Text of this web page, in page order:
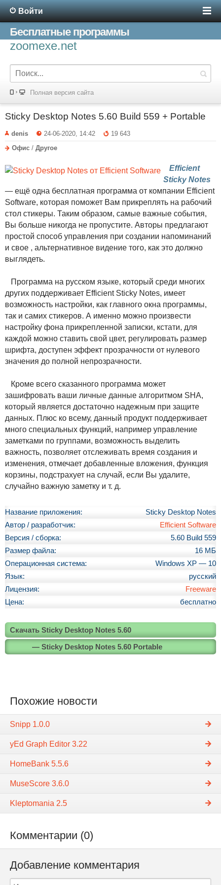
Войти
Бесплатные программы
zoomexe.net
Полная версия сайта
Sticky Desktop Notes 5.60 Build 559 + Portable
denis 24-06-2020, 14:42
19 643
Офис / Другое
Efficient
Sticky Notes
— ещё одна бесплатная программа от компании Efficient
Software, которая поможет Вам прикреплять на рабочий
стол стикеры. Таким образом, самые важные события,
Вы больше никогда не пропустите. Авторы предлагают
простой способ управления при создании напоминаний
и свое , альтернативное видение того, как это должно
выглядеть.
Программа на русском языке, который среди многих
других поддерживает Efficient Sticky Notes, имеет
возможность настройки, как главного окна программы,
так и самих стикеров. А именно можно произвести
настройку фона прикрепленной записки, кстати, для
каждой можно ставить свой цвет, регулировать размер
шрифта, доступен эффект прозрачности от нулевого
значения до полной непрозрачности.
Кроме всего сказанного программа может
зашифровать ваши личные данные алгоритмом SHA,
который является достаточно надежным при защите
данных. Плюс ко всему, данный продукт поддерживает
много специальных функций, например управление
заметками по группами, возможность выделить
важность, позволяет отслеживать время создания и
изменения, отмечает добавленные вложения, функция
корзины, подстрахует на случай, если Вы удалите,
случайно важную заметку и т. д.
Название приложения:
Sticky Desktop Notes
Автор / разработчик:
Efficient Software
Версия / сборка:
5.60 Build 559
Размер файла:
16 МБ
Операционная система:
Windows XP — 10
Язык:
русский
Лицензия:
Freeware
Цена:
бесплатно
Скачать Sticky Desktop Notes 5.60
— Sticky Desktop Notes 5.60 Portable
Похожие новости
Snipp 1.0.0
yEd Graph Editor 3.22
HomeBank 5.5.6
MuseScore 3.6.0
Kleptomania 2.5
Комментарии (0)
Добавление комментария